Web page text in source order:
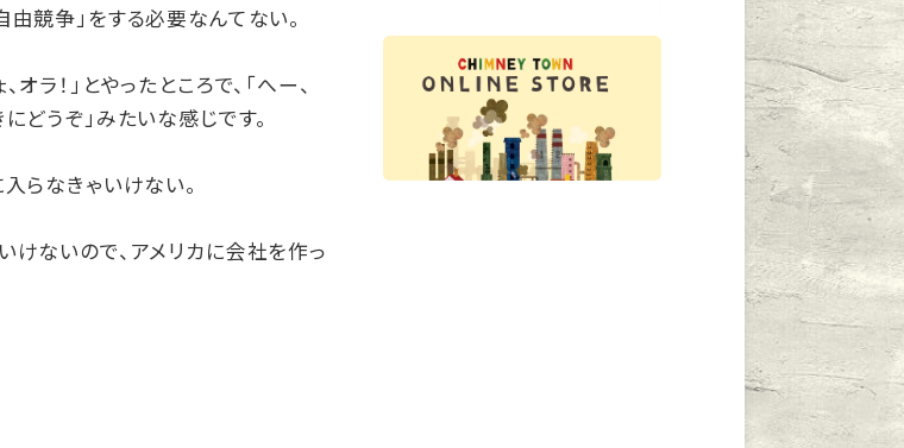
競争」をする必要なんてない。
ラ！」とやったところで、「へー、
どうぞ」みたいな感じです。
らなきゃいけない。
けないので、アメリカに会社を作っ